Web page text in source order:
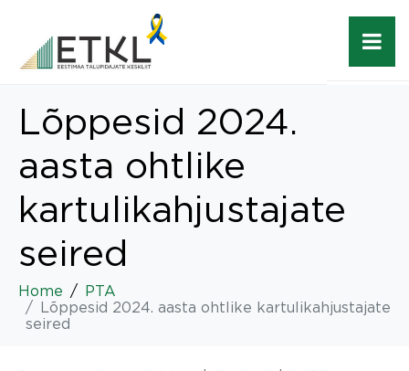
Lõppesid 2024.
aasta ohtlike
kartulikahjustajate
seired
Home
PTA
Lõppesid 2024. aasta ohtlike kartulikahjustajate
seired